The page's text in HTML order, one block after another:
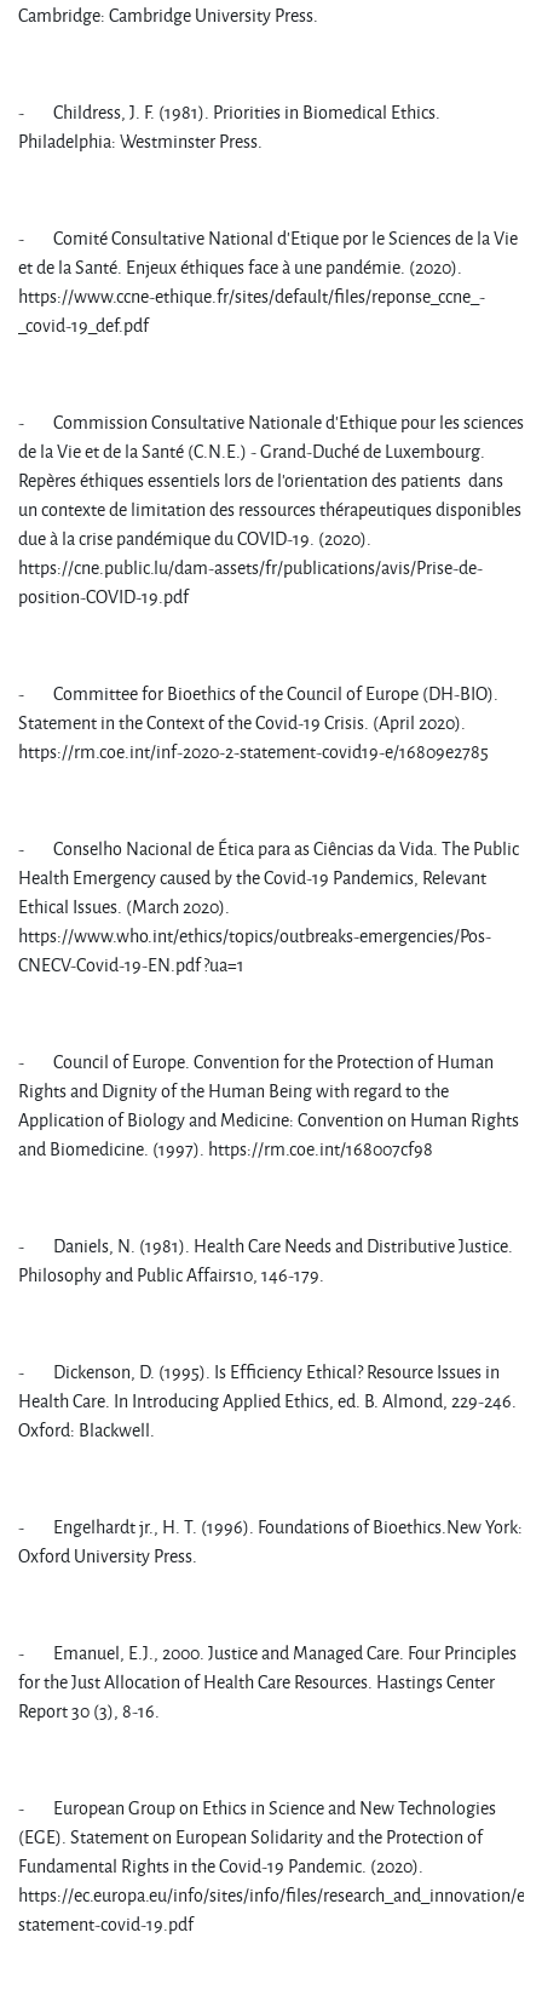
Cambridge: Cambridge University Press.
- Childress, J. F. (1981). Priorities in Biomedical Ethics.
Philadelphia: Westminster Press.
- Comité Consultative National d’Etique por le Sciences de la Vie
et de la Santé. Enjeux éthiques face à une pandémie. (2020).
https://www.ccne-ethique.fr/sites/default/files/reponse_ccne_-
_covid-19_def.pdf
- Commission Consultative Nationale d'Ethique pour les sciences
de la Vie et de la Santé (C.N.E.) - Grand-Duché de Luxembourg.
Repères éthiques essentiels lors de l’orientation des patients dans
un contexte de limitation des ressources thérapeutiques disponibles
due à la crise pandémique du COVID-19. (2020).
https://cne.public.lu/dam-assets/fr/publications/avis/Prise-de-
position-COVID-19.pdf
- Committee for Bioethics of the Council of Europe (DH-BIO).
Statement in the Context of the Covid-19 Crisis. (April 2020).
https://rm.coe.int/inf-2020-2-statement-covid19-e/16809e2785
- Conselho Nacional de Ética para as Ciências da Vida. The Public
Health Emergency caused by the Covid-19 Pandemics, Relevant
Ethical Issues. (March 2020).
https://www.who.int/ethics/topics/outbreaks-emergencies/Pos-
CNECV-Covid-19-EN.pdf?ua=1
- Council of Europe. Convention for the Protection of Human
Rights and Dignity of the Human Being with regard to the
Application of Biology and Medicine: Convention on Human Rights
and Biomedicine. (1997). https://rm.coe.int/168007cf98
- Daniels, N. (1981). Health Care Needs and Distributive Justice.
Philosophy and Public Affairs10, 146-179.
- Dickenson, D. (1995). Is Efficiency Ethical? Resource Issues in
Health Care. In Introducing Applied Ethics, ed. B. Almond, 229-246.
Oxford: Blackwell.
- Engelhardt jr., H. T. (1996). Foundations of Bioethics.New York:
Oxford University Press.
- Emanuel, E.J., 2000. Justice and Managed Care. Four Principles
for the Just Allocation of Health Care Resources. Hastings Center
Report 30 (3), 8-16.
- European Group on Ethics in Science and New Technologies
(EGE). Statement on European Solidarity and the Protection of
Fundamental Rights in the Covid-19 Pandemic. (2020).
https://ec.europa.eu/info/sites/info/files/research_and_innovation/
statement-covid-19.pdf